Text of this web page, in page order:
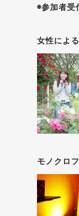
◉参加者受
女性によ
モノクロ